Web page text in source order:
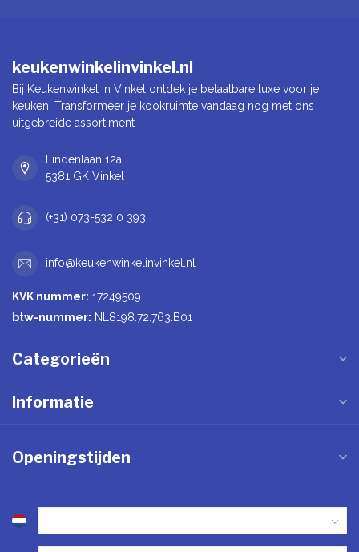
keukenwinkelinvinkel.nl
Bij Keukenwinkel in Vinkel ontdek je betaalbare luxe voor je
keuken. Transformeer je kookruimte vandaag nog met ons
uitgebreide assortiment
Lindenlaan 12a
5381 GK Vinkel
(+31) 073-532 0 393
info@keukenwinkelinvinkel.nl
KVK nummer: 17249509
btw-nummer: NL8198.72.763.B01
Categorieën
Informatie
Openingstijden